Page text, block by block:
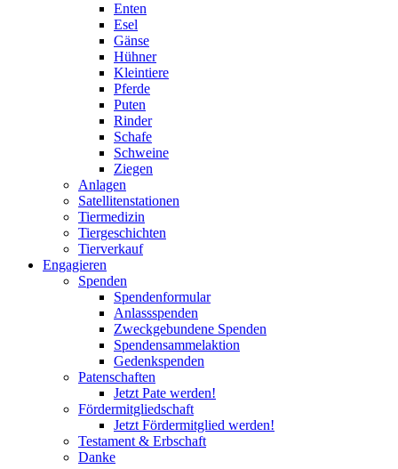
Enten
Esel
Gänse
Hühner
Kleintiere
Pferde
Puten
Rinder
Schafe
Schweine
Ziegen
Anlagen
Satellitenstationen
Tiermedizin
Tiergeschichten
Tierverkauf
Engagieren
Spenden
Spendenformular
Anlassspenden
Zweckgebundene Spenden
Spendensammelaktion
Gedenkspenden
Patenschaften
Jetzt Pate werden!
Fördermitgliedschaft
Jetzt Fördermitglied werden!
Testament & Erbschaft
Danke